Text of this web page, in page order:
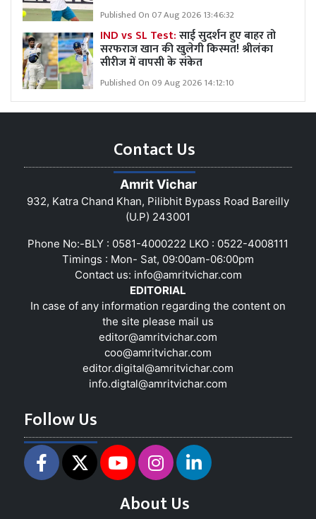
Published On 07 Aug 2026 13:46:32
IND vs SL Test:साई सुदर्शन हुए बाहर तो
सरफराज खान की खुलेगी किस्मत! श्रीलंका
सीरीज में वापसी के संकेत
Published On 09 Aug 2026 14:12:10
Contact Us
Amrit Vichar
932, Katra Chand Khan, Pilibhit Bypass Road Bareilly
(U.P) 243001
Phone No:-BLY : 0581-4000222 LKO : 0522-4008111
Timings : Mon- Sat, 09:00am-06:00pm
Contact us: info@amritvichar.com
EDITORIAL
In case of any information regarding the content on
the site please mail us
editor@amritvichar.com
coo@amritvichar.com
editor.digital@amritvichar.com
info.digtal@amritvichar.com
Follow Us
About Us